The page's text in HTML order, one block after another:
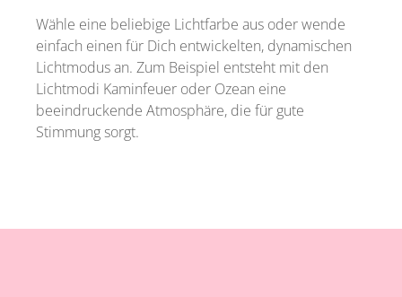
Wähle eine beliebige Lichtfarbe aus oder wende
einfach einen für Dich entwickelten, dynamischen
Lichtmodus an. Zum Beispiel entsteht mit den
Lichtmodi Kaminfeuer oder Ozean eine
beeindruckende Atmosphäre, die für gute
Stimmung sorgt.